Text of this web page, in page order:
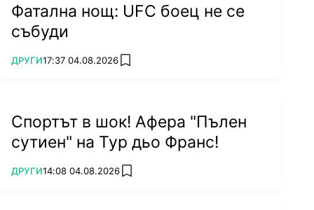
Фатална нощ: UFC боец не се
събуди
ПОВЕЧЕ ОТ
ДРУГИ17:37 04.08.2026 add favorites
Спортът в шок! Афера "Пълен
сутиен" на Тур дьо Франс!
ПОВЕЧЕ ОТ
ДРУГИ14:08 04.08.2026 add favorites